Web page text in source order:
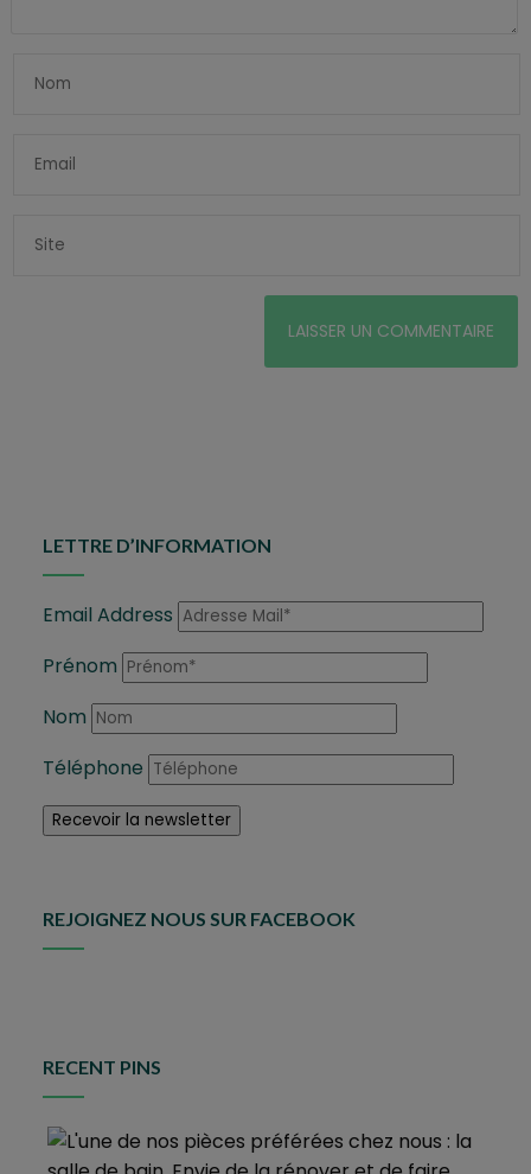
LETTRE D’INFORMATION
Email Address
Prénom
Nom
Téléphone
REJOIGNEZ NOUS SUR FACEBOOK
RECENT PINS